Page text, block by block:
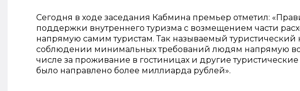
Сегодня в ходе заседания Кабмина премьер отметил:
поддержки внутреннего туризма с возмещением части
напрямую самим туристам. Так называемый
соблюдении минимальных требований людям напрямую
числе за проживание в гостиницах и другие
было направлено более миллиарда рублей».